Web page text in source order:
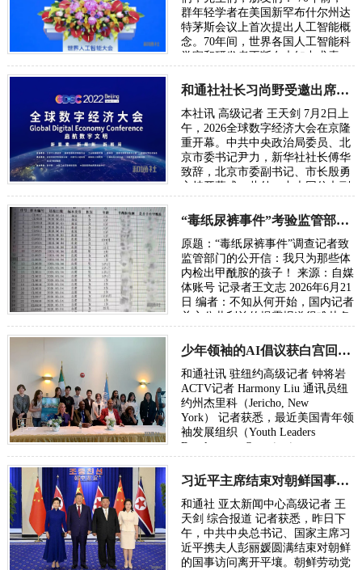
群年轻学者在美国新罕布什尔州达
特茅斯会议上首次提出人工智能概
念。70年间，世界各国人工智能科
学家和研发者不断在未知中求索、
年后，…
和通社社长习尚野受邀出席2026年全球数字经济大会
本社讯 高级记者 王天剑 7月2日上
午，2026全球数字经济大会在京隆
重开幕。中共中央政治局委员、北
京市委书记尹力，新华社社长傅华
致辞，北京市委副书记、市长殷勇
主持开幕式。此外，中央网信办副
国家发…
“毒纸尿裤事件”考验监管部门的党性初心与执法能力
原题：“毒纸尿裤事件”调查记者致
监管部门的公开信：我只为那些体
内检出甲酰胺的孩子！ 来源：自媒
体账号 记录者王文志 2026年6月21
日 编者：不知从何开始，国内记者
关心公共利益的揭露报道很难从各
或者…
少年领袖的AI倡议获白宫回信：总统鼓励下一代投身AI时代
和通社讯 驻纽约高级记者 钟将岩
ACTV记者 Harmony Liu 通讯员纽
约州杰里科（Jericho, New
York） 记者获悉，最近美国青年领
袖发展组织（Youth Leaders
Development Organization，
AI与信息技术负责人Eric …
习近平主席结束对朝鲜国事访问昨日已返京
和通社 亚太新闻中心高级记者 王
天剑 综合报道 记者获悉，昨日下
午，中共中央总书记、国家主席习
近平携夫人彭丽媛圆满结束对朝鲜
的国事访问离开平壤。朝鲜劳动党